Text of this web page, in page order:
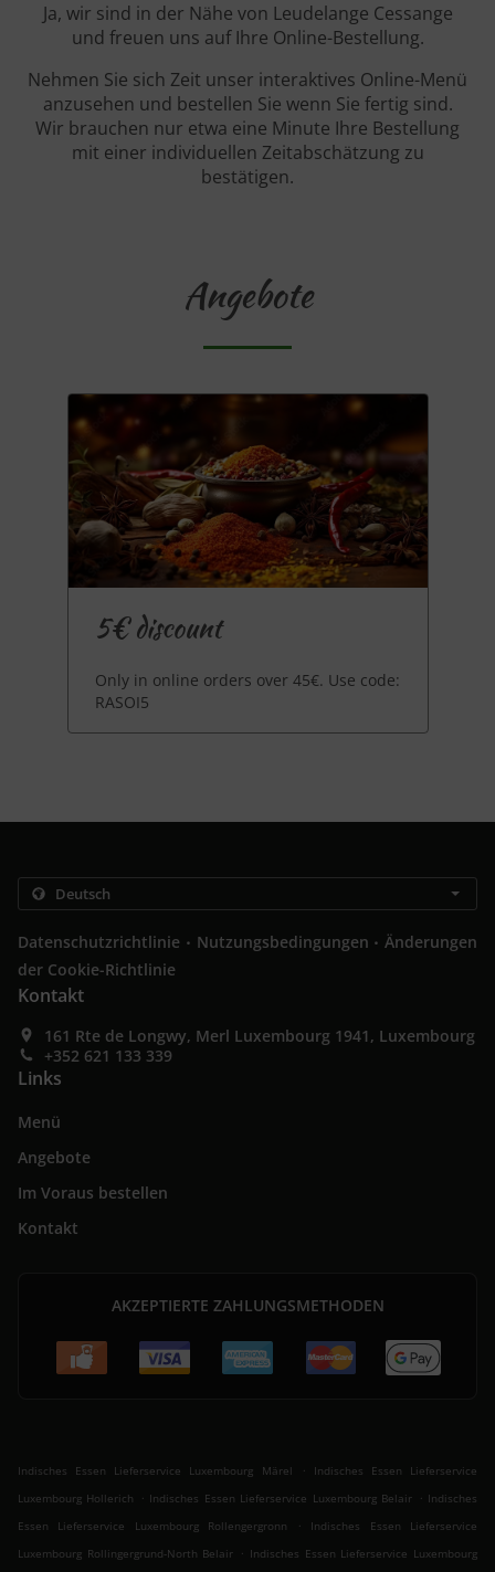
Ja, wir sind in der Nähe von Leudelange Cessange
und freuen uns auf Ihre Online-Bestellung.
Nehmen Sie sich Zeit unser interaktives Online-Menü
anzusehen und bestellen Sie wenn Sie fertig sind.
Wir brauchen nur etwa eine Minute Ihre Bestellung
mit einer individuellen Zeitabschätzung zu
bestätigen.
Angebote
5€ discount
Only in online orders over 45€. Use code:
RASOI5
Datenschutzrichtlinie . Nutzungsbedingungen . Änderungen
der Cookie-Richtlinie
Kontakt
161 Rte de Longwy, Merl Luxembourg 1941, Luxembourg
+352 621 133 339
Links
Menü
Angebote
Im Voraus bestellen
Kontakt
AKZEPTIERTE ZAHLUNGSMETHODEN
Indisches Essen Lieferservice Luxembourg Märel .
Indisches Essen Lieferservice
Luxembourg Hollerich
. Indisches Essen Lieferservice Luxembourg Belair . Indisches
Essen Lieferservice Luxembourg Rollengergronn
.
Indisches Essen Lieferservice
Luxembourg Rollingergrund-North Belair . Indisches Essen Lieferservice Luxembourg